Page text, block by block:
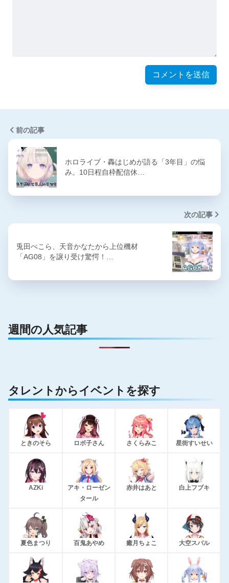
前の記事
ホロライブ・轟はじめが語る「3年目」の悩
み。10日程自枠配信休…
次の記事
兎田ぺこら、天音かなたから上位機材
「AG08」を譲り受け驚愕！…
週間の人気記事
タレントからイベントを探す
ときのそら ロボ子さん さくらみこ 星街すいせい
AZKi
アキ・ローゼン
タール
赤井はあと 白上フブキ
夏色まつり 百鬼あやめ 癒月ちょこ 大空スバル